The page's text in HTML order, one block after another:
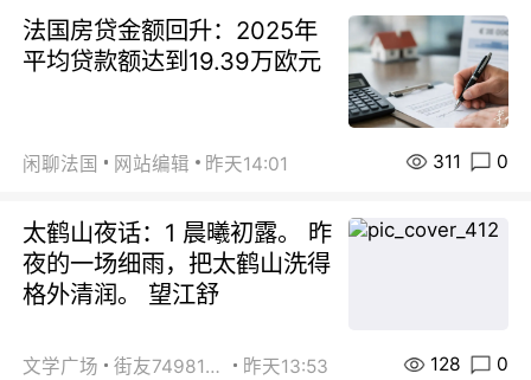
法国房贷金额回升：2025年
平均贷款额达到19.39万欧元
闲聊法国 网站编辑 昨天14:01 311 0
太鹤山夜话：1 晨曦初露。 昨
夜的一场细雨，把太鹤山洗得
格外清润。 望江舒
文学广场 街友74981146 昨天13:53 128 0